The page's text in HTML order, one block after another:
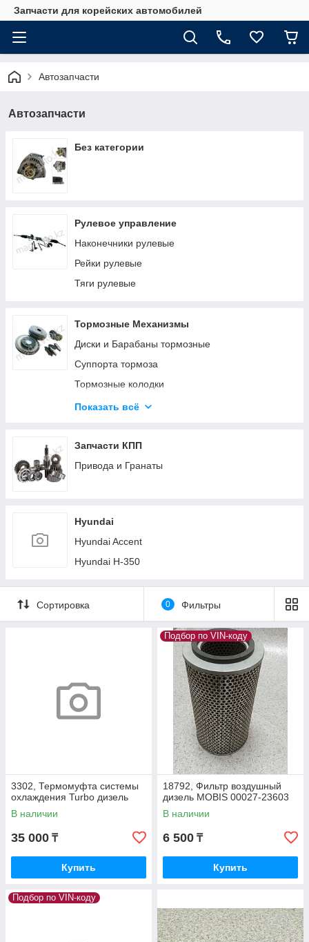
Запчасти для корейских автомобилей
Автозапчасти
Автозапчасти
Без категории
Рулевое управление
Наконечники рулевые
Рейки рулевые
Тяги рулевые
Тормозные Механизмы
Диски и Барабаны тормозные
Суппорта тормоза
Тормозные колодки
Тормозные механизмы (Прочее)
Цилиндры тормоза
Шланги тормозные
Показать всё
Запчасти КПП
Привода и Гранаты
Hyundai
Hyundai Accent
Hyundai H-350
Сортировка 0 Фильтры
3302, Термомуфта системы
охлаждения Turbo дизель
В наличии
35 000 ₸
Купить
Подбор по VIN-коду
18792, Фильтр воздушный
дизель MOBIS 00027-23603
В наличии
6 500 ₸
Купить
Подбор по VIN-коду